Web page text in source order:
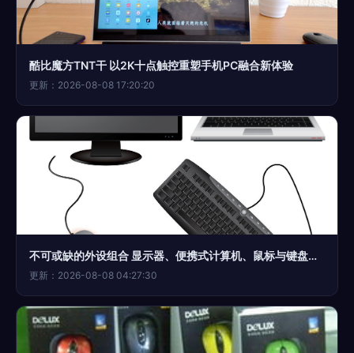
酷比魔方TNT干 以2K十点触控重塑手机PC融合新体验
更新：2026-08-08 17:20:20
不可或缺的外设组合 显示器、便携式计算机、鼠标与键盘的协同之美
更新：2026-08-08 04:27:30